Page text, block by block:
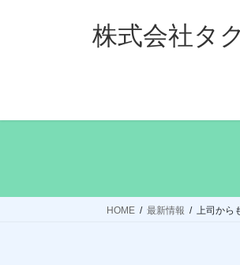
ス
ン
株式会社タ
HOME 最新情報 上司から